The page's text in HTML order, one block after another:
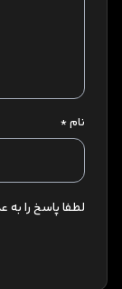
نام*
لطفا پاسخ را به